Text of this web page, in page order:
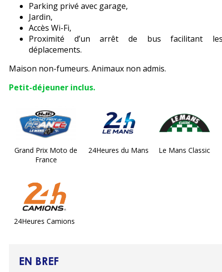
Parking privé avec garage,
Jardin,
Accès Wi-Fi,
Proximité d’un arrêt de bus facilitant
déplacements.
Maison non-fumeurs. Animaux non admis.
Petit-déjeuner inclus.
Grand Prix Moto de
France
24Heures du Mans Le Mans Classic
24Heures Camions
EN BREF